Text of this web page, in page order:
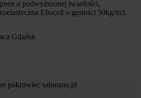
o podwyższonej twardości,
Eliocell o gęstości 50kg/m3.